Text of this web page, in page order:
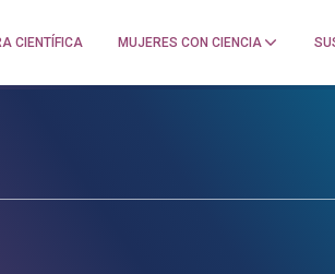
CIENTÍFICA MUJERES CON CIENCIA